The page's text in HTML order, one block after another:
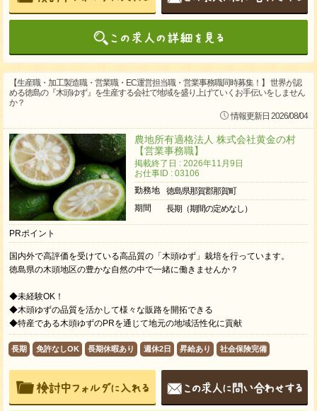
【生産職・加工製造職・営業職・EC運営担当職・営業事務職同時募集！】 世界が認
める徳島の『木頭ゆず』を生産する会社で地域を盛り上げていくお手伝いをしません
か？
情報更新日 2026/08/04
農地所有適格法人 株式会社黄金の村
【営業事務職】
掲載終了日 : 2026年11月9日
お仕事ID : 03106
勤務地
徳島県那賀郡那賀町
期間
長期（期間の定めなし）
PRポイント
国内外で高評価を受けている高品質の「木頭ゆず」栽培を行っています。
徳島県の木頭地区の豊かな自然の中で一緒に働きませんか？
◆未経験OK！
◆木頭ゆずの品質を活かして様々な販路を開拓できる
◆特産である木頭ゆずのPRを通じて地元の地域活性化に貢献
長期 免許なしOK 長期休暇あり 週休2日 昇給あり 社会保険完備